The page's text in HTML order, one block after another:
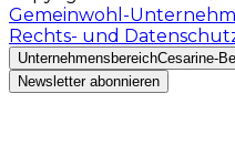
Gemeinwohl-
Rechts- und
UnternehmensbereichCesarine-
Newsletter abonnieren